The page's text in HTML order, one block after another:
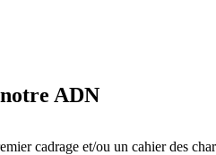
ADN
cadrage et/ou un cahier des